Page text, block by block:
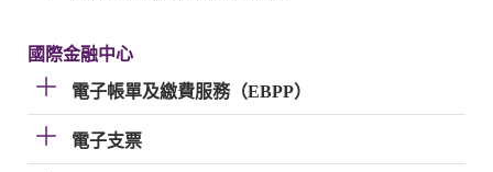
國際金融中心
電子帳單及繳費服務（EBPP）
電子支票